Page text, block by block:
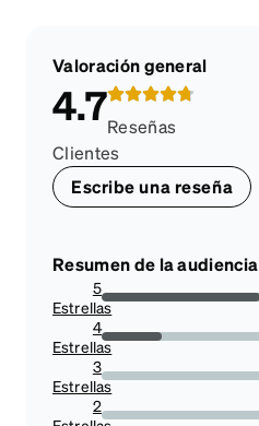
Valoración general
4.7Reseñas
Clientes
Escribe una reseña
Resumen de la audiencia
5
Estrellas72.72727272727273%
4
Estrellas27.27272727272727%
3
Estrellas
0%
2